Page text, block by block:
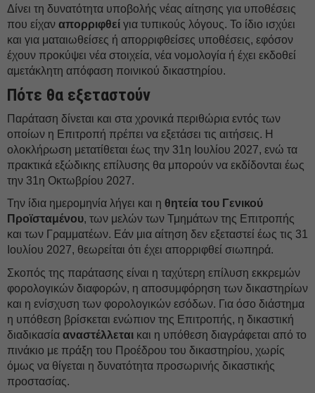
Δίνει τη δυνατότητα υποβολής νέας αίτησης για υποθέσεις
που είχαν απορριφθεί για τυπικούς λόγους. Το ίδιο ισχύει
και για ματαιωθείσες ή απορριφθείσες υποθέσεις, εφόσον
έχουν προκύψει νέα στοιχεία, νέα νομολογία ή έχει εκδοθεί
αμετάκλητη απόφαση ποινικού δικαστηρίου.
Πότε θα εξεταστούν
Παράταση δίνεται και στα χρονικά περιθώρια εντός των
οποίων η Επιτροπή πρέπει να εξετάσει τις αιτήσεις. Η
ολοκλήρωση μετατίθεται έως την 31η Ιουλίου 2027, ενώ τα
πρακτικά εξώδικης επίλυσης θα μπορούν να εκδίδονται έως
την 31η Οκτωβρίου 2027.
Την ίδια ημερομηνία λήγει και η θητεία του Γενικού
Προϊσταμένου, των μελών των Τμημάτων της Επιτροπής
και των Γραμματέων. Εάν μια αίτηση δεν εξεταστεί έως τις 31
Ιουλίου 2027, θεωρείται ότι έχει απορριφθεί σιωπηρά.
Σκοπός της παράτασης είναι η ταχύτερη επίλυση εκκρεμών
φορολογικών διαφορών, η αποσυμφόρηση των δικαστηρίων
και η ενίσχυση των φορολογικών εσόδων. Για όσο διάστημα
η υπόθεση βρίσκεται ενώπιον της Επιτροπής, η δικαστική
διαδικασία αναστέλλεται και η υπόθεση διαγράφεται από το
πινάκιο με πράξη του Προέδρου του δικαστηρίου, χωρίς
όμως να θίγεται η δυνατότητα προσωρινής δικαστικής
προστασίας.